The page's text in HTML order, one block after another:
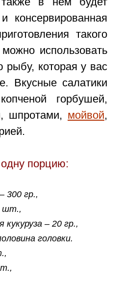
консервированная
такого
использовать
которая у вас
Вкусные салатики
горбушей,
шпротами, мойвой,
порцию:
300 гр.,
шт.,
кукуруза – 20 гр.,
головки.